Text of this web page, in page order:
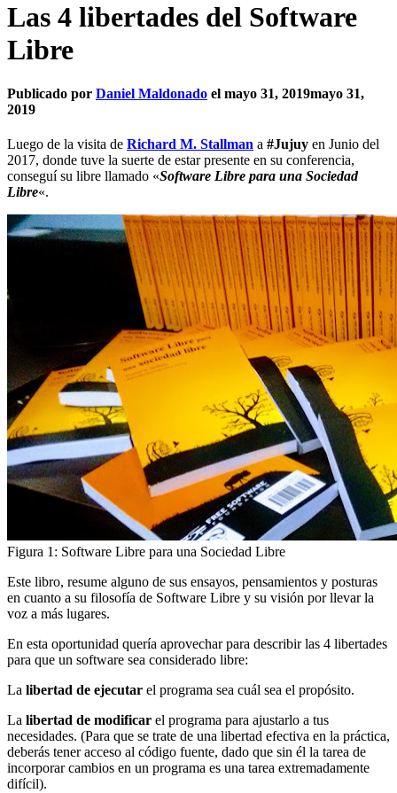
Las 4 libertades del Software
Libre
Publicado por Daniel Maldonado el mayo 31, 2019mayo 31,
2019
Luego de la visita de Richard M. Stallman a #Jujuy en Junio del
2017, donde tuve la suerte de estar presente en su conferencia,
conseguí su libre llamado «Software Libre para una Sociedad
Libre«.
Figura 1: Software Libre para una Sociedad Libre
Este libro, resume alguno de sus ensayos, pensamientos y posturas
en cuanto a su filosofía de Software Libre y su visión por llevar la
voz a más lugares.
En esta oportunidad quería aprovechar para describir las 4 libertades
para que un software sea considerado libre:
La libertad de ejecutar el programa sea cuál sea el propósito.
La libertad de modificar el programa para ajustarlo a tus
necesidades. (Para que se trate de una libertad efectiva en la práctica,
deberás tener acceso al código fuente, dado que sin él la tarea de
incorporar cambios en un programa es una tarea extremadamente
difícil).